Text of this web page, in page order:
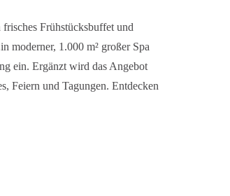
Frühstücksbuffet und
moderner, 1.000 m² großer Spa
ein. Ergänzt wird das Angebot
Feiern und Tagungen. Entdecken